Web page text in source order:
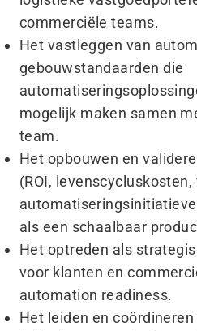
commerciële teams.
Het vastleggen van
gebouwstandaarden die
mogelijk maken samen
team.
Het opbouwen en
(ROI,
als een schaalbaar
Het optreden als
voor klanten en
automation readiness.
Het leiden en